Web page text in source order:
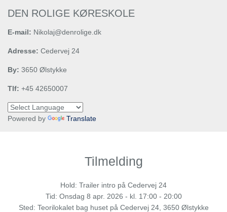
DEN ROLIGE KØRESKOLE
E-mail: Nikolaj@denrolige.dk
Adresse: Cedervej 24
By: 3650 Ølstykke
Tlf: +45 42650007
Powered by Translate
Tilmelding
Hold: Trailer intro på Cedervej 24
Tid: Onsdag 8 apr. 2026 - kl. 17:00 - 20:00
Sted: Teorilokalet bag huset på Cedervej 24, 3650 Ølstykke